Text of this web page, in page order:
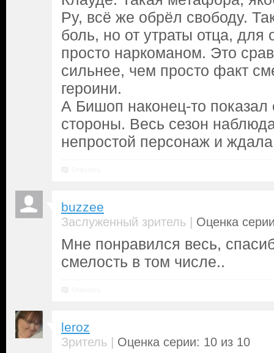
Ру, всё же обрёл свободу.
боль, но от утраты отца,
просто наркоманом. Это
сильнее, чем просто факт
героини.
А Бишоп наконец-то показал
стороны. Весь сезон
непростой персонаж и
buzzee
Заслуженный зритель | Оценка
Мне понравился весь,
смелость в том числе..
leroz
Зритель | Оценка серии: 10 из 10